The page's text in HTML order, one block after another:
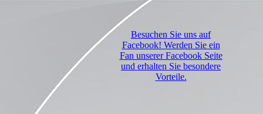
Besuchen Sie uns auf
Facebook! Werden Sie ein
Fan unserer Facebook Seite
und erhalten Sie besondere
Vorteile.